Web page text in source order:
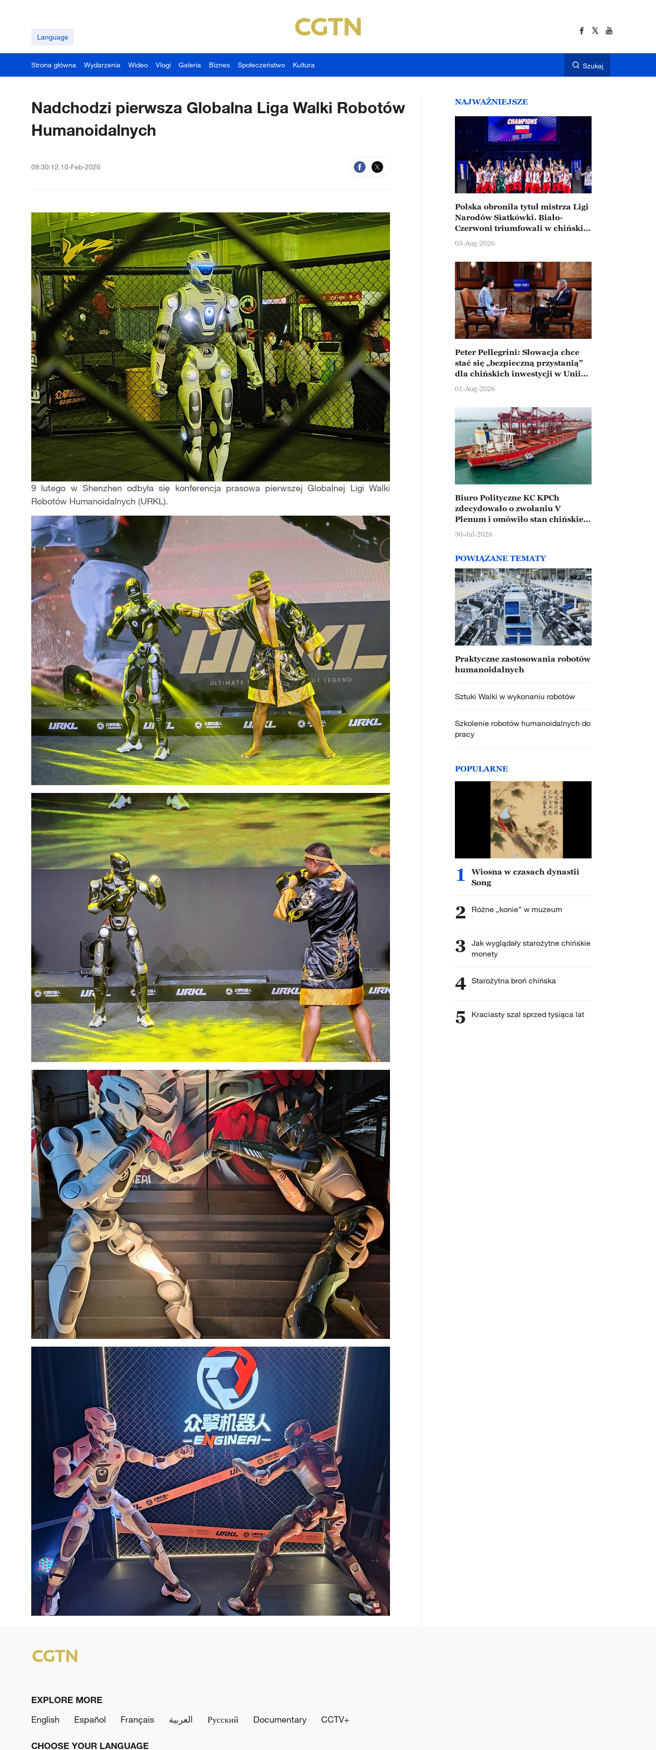
Language
Strona główna Wydarzenia Wideo Vlogi Galeria Biznes Społeczeństwo Kultura Szukaj
Nadchodzi pierwsza Globalna Liga Walki Robotów
Humanoidalnych
09:30:12,10-Feb-2026
9 lutego w Shenzhen odbyła się konferencja prasowa pierwszej Globalnej Ligi Walki
Robotów Humanoidalnych (URKL).
NAJWAŻNIEJSZE
Polska obroniła tytuł mistrza Ligi
Narodów Siatkówki. Biało-
Czerwoni triumfowali w chińskim
Ningbo
03-Aug-2026
Peter Pellegrini: Słowacja chce
stać się „bezpieczną przystanią”
dla chińskich inwestycji w Unii
Europejskiej
01-Aug-2026
Biuro Polityczne KC KPCh
zdecydowało o zwołaniu V
Plenum i omówiło stan chińskiej
gospodarki
30-Jul-2026
POWIĄZANE TEMATY
Praktyczne zastosowania robotów
humanoidalnych
Sztuki Walki w wykonaniu robotów
Szkolenie robotów humanoidalnych do
pracy
POPULARNE
1
Wiosna w czasach dynastii
Song
2 Różne „konie” w muzeum
3 Jak wyglądały starożytne chińskie
monety
4 Starożytna broń chińska
5 Kraciasty szal sprzed tysiąca lat
EXPLORE MORE
English
Español Français العربية Русский Documentary CCTV+
CHOOSE YOUR LANGUAGE